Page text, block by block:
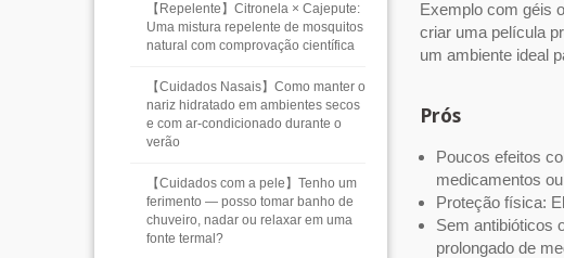
【Repelente】Citronela × Cajepute:
Uma mistura repelente de mosquitos
natural com comprovação científica
【Cuidados Nasais】Como manter o
nariz hidratado em ambientes secos
e com ar-condicionado durante o
verão
【Cuidados com a pele】Tenho um
ferimento — posso tomar banho de
chuveiro, nadar ou relaxar em uma
fonte termal?
Exemplo com géis
criar uma película
um ambiente ideal
Prós
Poucos efeitos
medicamentos
Proteção física:
Sem antibióticos
prolongado de